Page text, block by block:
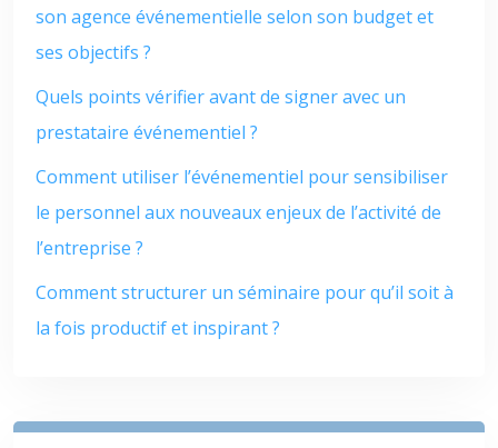
son agence événementielle selon son budget et
ses objectifs ?
Quels points vérifier avant de signer avec un
prestataire événementiel ?
Comment utiliser l’événementiel pour sensibiliser
le personnel aux nouveaux enjeux de l’activité de
l’entreprise ?
Comment structurer un séminaire pour qu’il soit à
la fois productif et inspirant ?